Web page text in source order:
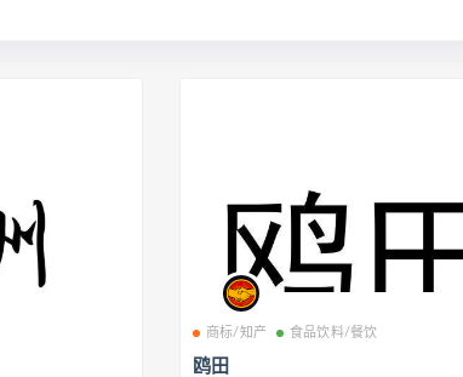
商标/知产 食品饮料/餐饮
鸥田